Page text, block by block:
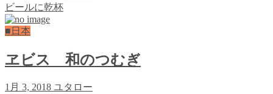
ビールに乾杯
■日本
ヱビス 和のつむぎ
1月 3, 2018 ユタロー